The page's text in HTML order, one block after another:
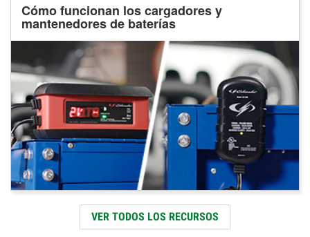
Cómo funcionan los cargadores y
mantenedores de baterías
VER TODOS LOS RECURSOS